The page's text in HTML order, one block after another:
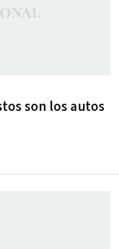
son los autos